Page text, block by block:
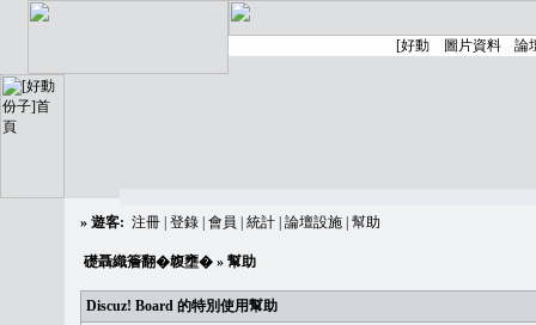
» 遊客: 注冊 登錄 會員 統計 論壇設施 幫助
礎聶織簷翻�䪖壅� » 幫助
Discuz! Board 的特別使用幫助